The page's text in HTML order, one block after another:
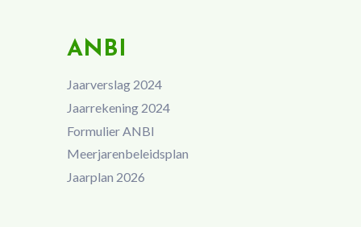
ANBI
Jaarverslag 2024
Jaarrekening 2024
Formulier ANBI
Meerjarenbeleidsplan
Jaarplan 2026